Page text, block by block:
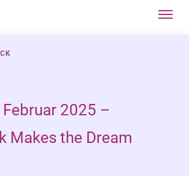
Jetzt
2025 –
Makes the Dream